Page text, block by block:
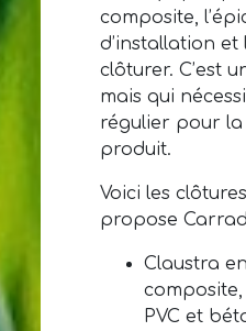
composite,
d’installation
clôturer. C’est
mais qui
régulier pour
produit.
Voici les
propose
Claustra
PVC et